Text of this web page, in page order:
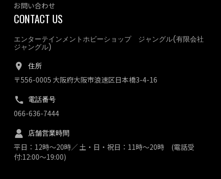
お問い合わせ
CONTACT US
エンターテインメントホビーショップ ジャングル(有限会社
ジャングル)
住所
〒556-0005 大阪府大阪市浪速区日本橋3-4-16
電話番号
066-636-7444
店舗営業時間
平日：12時～20時／ 土・日・祝日：11時～20時 (電話受
付:12:00～19:00)